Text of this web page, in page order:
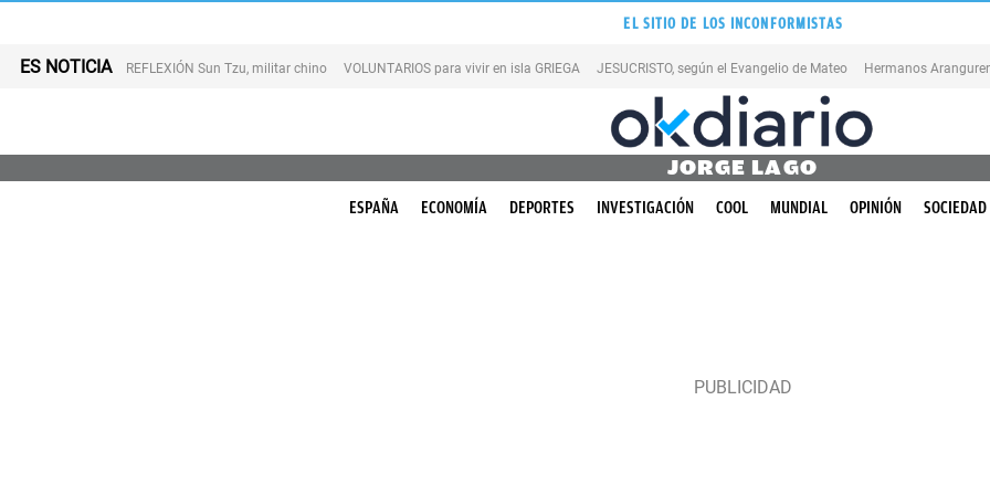
EL SITIO DE LOS INCONFORMISTAS
ES NOTICIA REFLEXIÓN Sun Tzu, militar chino VOLUNTARIOS para vivir en isla GRIEGA JESUCRISTO, según el Evangelio de Mateo Hermanos Aranguren
JORGE LAGO
ESPAÑA ECONOMÍA DEPORTES INVESTIGACIÓN COOL MUNDIAL OPINIÓN SOCIEDAD